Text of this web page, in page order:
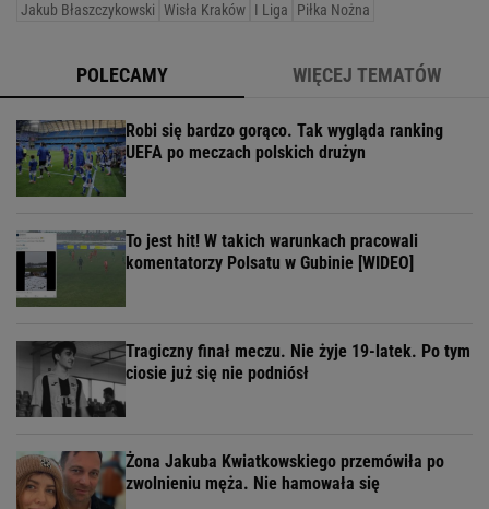
Jakub Błaszczykowski Wisła Kraków I Liga Piłka Nożna
POLECAMY WIĘCEJ TEMATÓW
Robi się bardzo gorąco. Tak wygląda ranking
UEFA po meczach polskich drużyn
To jest hit! W takich warunkach pracowali
komentatorzy Polsatu w Gubinie [WIDEO]
Tragiczny finał meczu. Nie żyje 19-latek. Po tym
ciosie już się nie podniósł
Żona Jakuba Kwiatkowskiego przemówiła po
zwolnieniu męża. Nie hamowała się